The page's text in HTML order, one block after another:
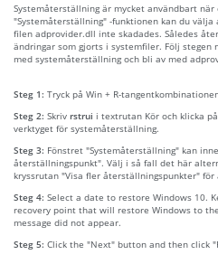
Systemåterställning är mycket användbart
"Systemåterställning" -funktionen kan du
filen adprovider.dll inte skadades. Således
ändringar som gjorts i systemfiler. Följ
med systemåterställning och bli av med
Steg 1: Tryck på Win + R-
Steg 2: Skriv rstrui i textrutan Kör och klicka
verktyget för systemåterställning.
Steg 3: Fönstret "Systemåterställning" kan
återställningspunkt". Välj i så fall det här
kryssrutan "Visa fler återställningspunkter"
Steg 4: Select a date to restore Windows 10.
recovery point that will restore Windows to
message did not appear.
Steg 5: Click the "Next" button and then click